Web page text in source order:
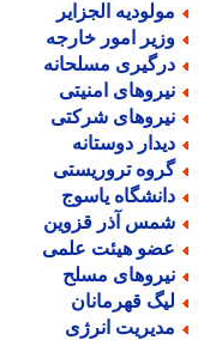
الجزایر
امور خارجه
مسلحانه
امنیتی
شرکتی
دوستانه
تروریستی
یاسوج
آذر قزوین
هیئت علمی
مسلح
قهرمانان
انرژی